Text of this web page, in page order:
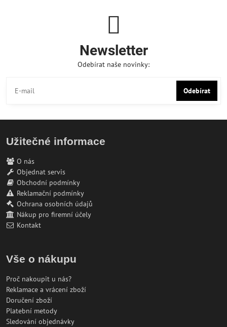
Newsletter
Odebírat naše novinky:
Odebírat
Užitečné informace
O nás
Objednat servis
Obchodní podmínky
Reklamační podmínky
Ochrana osobních údajů
Nákup pro firemní účely
Kontakt
Vše o nákupu
Proč nakoupit u nás?
Reklamace a vrácení zboží
Doručení zboží
Platební metody
Sledování objednávky